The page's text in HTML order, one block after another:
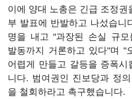
이에 양대 노총은 긴급 조정권
부 발표에 반발하고 나섰습니
명을 내고 "과장된 손실 규모
발동까지 거론하고 있다"며 "
어렵게 만들고 갈등을 증폭시
니다. 범여권인 진보당과 정
을 철회하라고 촉구했습니다.